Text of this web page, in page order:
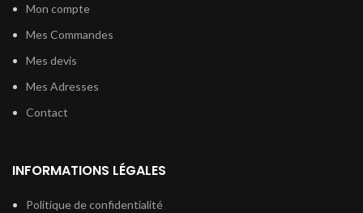
Mon compte
Mes Commandes
Mes devis
Mes Adresses
Contact
INFORMATIONS LÉGALES
Politique de confidentialité